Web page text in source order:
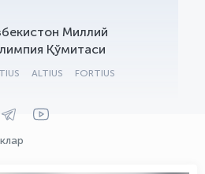
Миллий
Қўмитаси
ALTIUS FORTIUS